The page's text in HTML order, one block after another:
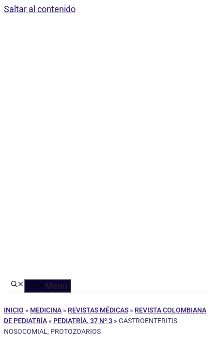
Saltar al contenido
Menú
INICIO » MEDICINA » REVISTAS MÉDICAS » REVISTA COLOMBIANA
DE PEDIATRÍA » PEDIATRÍA. 37 Nº 3 » GASTROENTERITIS
NOSOCOMIAL, PROTOZOARIOS